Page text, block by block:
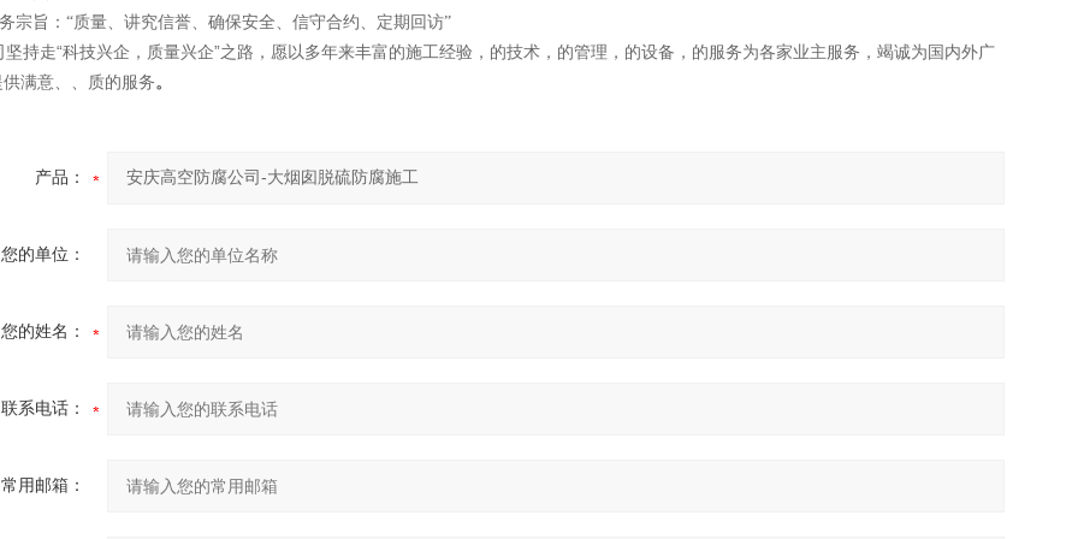
旨：“质量、讲究信誉、确保安全、信守合约、定期回访”
坚持走“科技兴企，质量兴企”之路，愿以多年来丰富的施工经验，的技术，的管理，的设备，的服务为各家业主服务，竭诚为国内外广
满意、、质的服务。
产品：
您的单位：
您的姓名：
联系电话：
常用邮箱：